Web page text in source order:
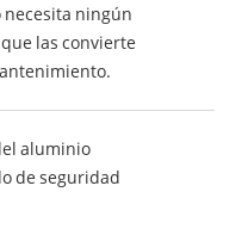
necesita ningún
las convierte
aluminio
de seguridad